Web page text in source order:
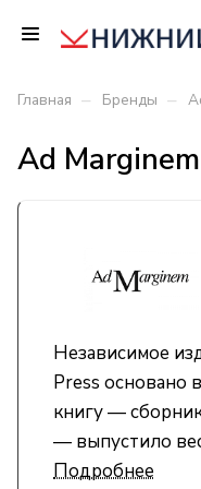
Главная – Бренды –
Ad Marginem
Независимое
Press основано
книгу —
— выпустило
Подробнее